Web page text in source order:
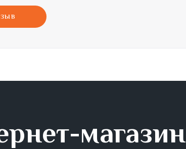
магазин